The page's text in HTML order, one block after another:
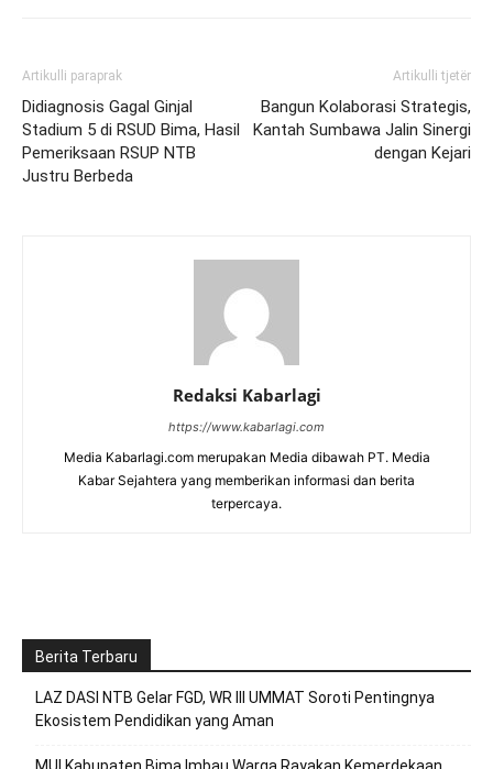
Artikulli paraprak
Didiagnosis Gagal Ginjal
Stadium 5 di RSUD Bima, Hasil
Pemeriksaan RSUP NTB
Justru Berbeda
Artikulli tjetër
Bangun Kolaborasi Strategis,
Kantah Sumbawa Jalin Sinergi
dengan Kejari
Redaksi Kabarlagi
https://www.kabarlagi.com
Media Kabarlagi.com merupakan Media dibawah PT. Media
Kabar Sejahtera yang memberikan informasi dan berita
terpercaya.
Berita Terbaru
LAZ DASI NTB Gelar FGD, WR III UMMAT Soroti Pentingnya
Ekosistem Pendidikan yang Aman